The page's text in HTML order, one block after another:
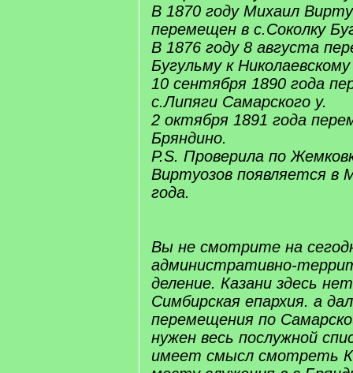
В 1870 году Михаил
перемещен в с.Соколку
В 1876 году 8 августа
Бугульму к
10 сентября 1890 года
с.Липяги Самарского у.
2 октября 1891 года
Бряндино.
P.S. Проверила по
Виртуозов появляется в
года.
Вы не смотрите на
административно-
деление. Казани здесь
Симбирская епархия. а
перемещения по
нужен весь послужной
имеет смысл смотреть